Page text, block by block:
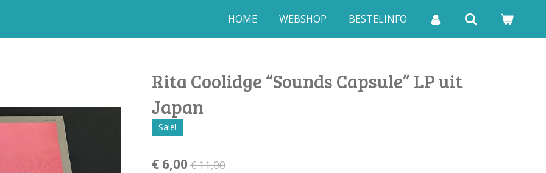
HOME WEBSHOP BESTELINFO
Rita Coolidge “Sounds Capsule” LP uit
Japan
Sale!
€ 6,00 € 11,00